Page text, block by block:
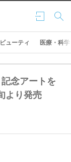
ログ
イン
検索
ビューティ 医療・科学
念アートを
より発売